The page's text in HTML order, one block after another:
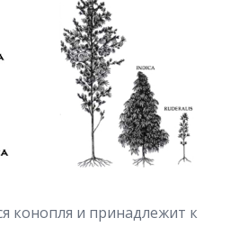
конопля и принадлежит к